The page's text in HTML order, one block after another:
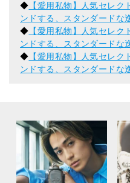
◆ 【愛用私物】人気セレ
ンドする、スタンダードな
◆ 【愛用私物】人気セレ
ンドする、スタンダードな
◆ 【愛用私物】人気セレ
ンドする、スタンダードな